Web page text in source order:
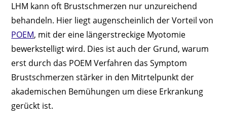
LHM kann oft Brustschmerzen nur unzureichend
behandeln. Hier liegt augenscheinlich der Vorteil von
POEM, mit der eine längerstreckige Myotomie
bewerkstelligt wird. Dies ist auch der Grund, warum
erst durch das POEM Verfahren das Symptom
Brustschmerzen stärker in den Mitrtelpunkt der
akademischen Bemühungen um diese Erkrankung
gerückt ist.